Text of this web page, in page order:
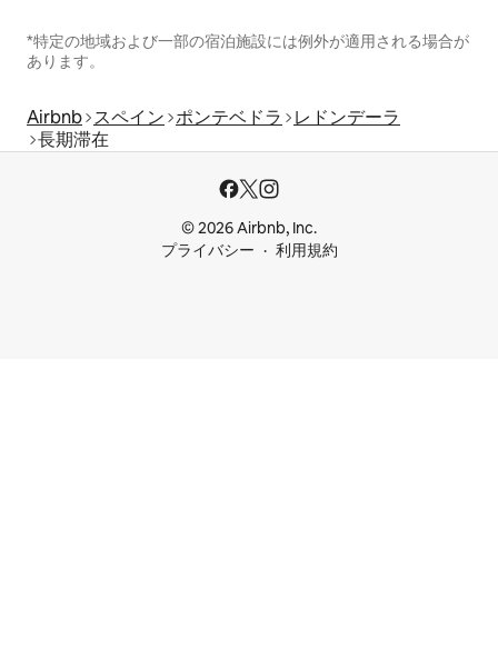
*特定の地域および一部の宿泊施設には例外が適用される場合が
あります。
Airbnb スペイン ポンテベドラ
レドンデーラ
長期滞在
© 2026 Airbnb, Inc.
プライバシー
利用規約